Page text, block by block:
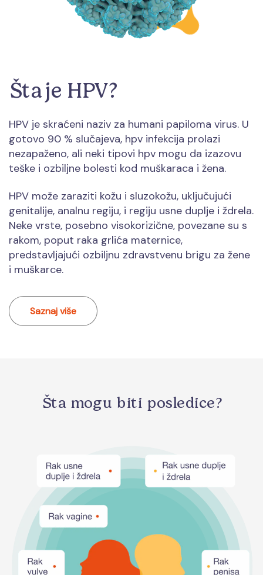
Šta je HPV?
HPV je skraćeni naziv za humani papiloma virus. U
gotovo 90 % slučajeva, hpv infekcija prolazi
nezapaženo, ali neki tipovi hpv mogu da izazovu
teške i ozbiljne bolesti kod muškaraca i žena.
HPV može zaraziti kožu i sluzokožu, uključujući
genitalije, analnu regiju, i regiju usne duplje i ždrela.
Neke vrste, posebno visokorizične, povezane su s
rakom, poput raka grlića maternice,
predstavljajući ozbiljnu zdravstvenu brigu za žene
i muškarce.
Saznaj više
Šta mogu biti posledice?